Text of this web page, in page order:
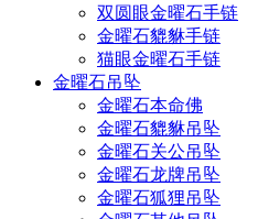
双圆眼金曜石手链
金曜石貔貅手链
猫眼金曜石手链
金曜石吊坠
金曜石本命佛
金曜石貔貅吊坠
金曜石关公吊坠
金曜石龙牌吊坠
金曜石狐狸吊坠